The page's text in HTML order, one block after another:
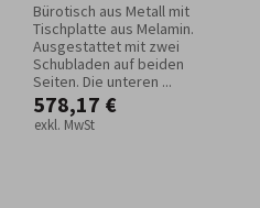
Bürotisch aus Metall mit
Tischplatte aus Melamin.
Ausgestattet mit zwei
Schubladen auf beiden
Seiten. Die unteren ...
578,17 €
exkl. MwSt